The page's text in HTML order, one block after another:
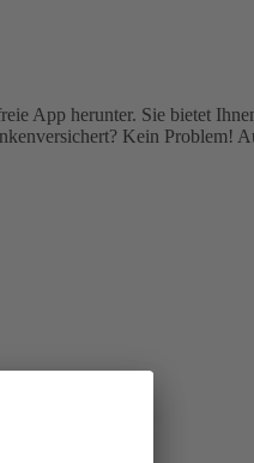
App herunter. Sie bietet
Kein Problem!
sein.